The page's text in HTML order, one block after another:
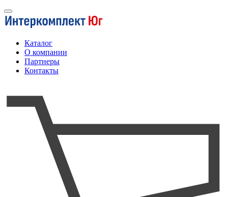
Каталог
О компании
Партнеры
Контакты